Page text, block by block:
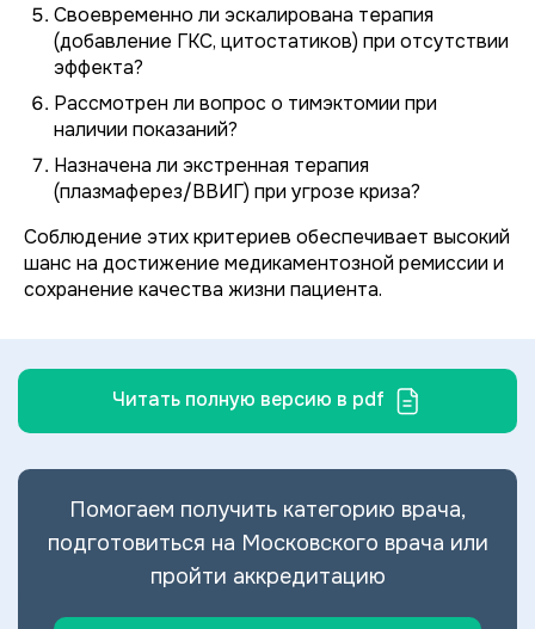
Своевременно ли эскалирована терапия
(добавление ГКС, цитостатиков) при отсутствии
эффекта?
Рассмотрен ли вопрос о тимэктомии при
наличии показаний?
Назначена ли экстренная терапия
(плазмаферез/ВВИГ) при угрозе криза?
Соблюдение этих критериев обеспечивает высокий
шанс на достижение медикаментозной ремиссии и
сохранение качества жизни пациента.
Читать полную версию в pdf
Помогаем получить категорию врача,
подготовиться на Московского врача или
пройти аккредитацию